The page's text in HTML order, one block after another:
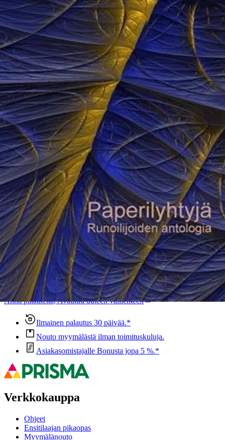
Tarkista myymäläsaatavuus
Ei saatavilla
Tuotekuvaus
Paperilyhtyjä - matka 13 runoilijan maailmaan. Mikä saa meidät
kirjoittamaan? Frank Moore totesi aikoinaan "Kirjoituksissa pitää
olla jokin merkki ihmisestä." Mielenkiintoisia lukuhetkiä
Ominaisuudet
Oletko tyytyväinen tuotetietoihin?
Ovatko tuotetiedot riittävät? Jos tuotetiedoissa on puutteita tai niitä
voisi muuten parantaa, anna palautetta.
Anna palautetta,Avautuu uuteen välilehteen
Ilmainen palautus 30 päivää.*
Nouto myymälästä ilman toimituskuluja.
Asiakasomistajalle Bonusta jopa 5 %.*
Verkkokauppa
Ohjeet
Ensitilaajan pikaopas
Myymälänouto